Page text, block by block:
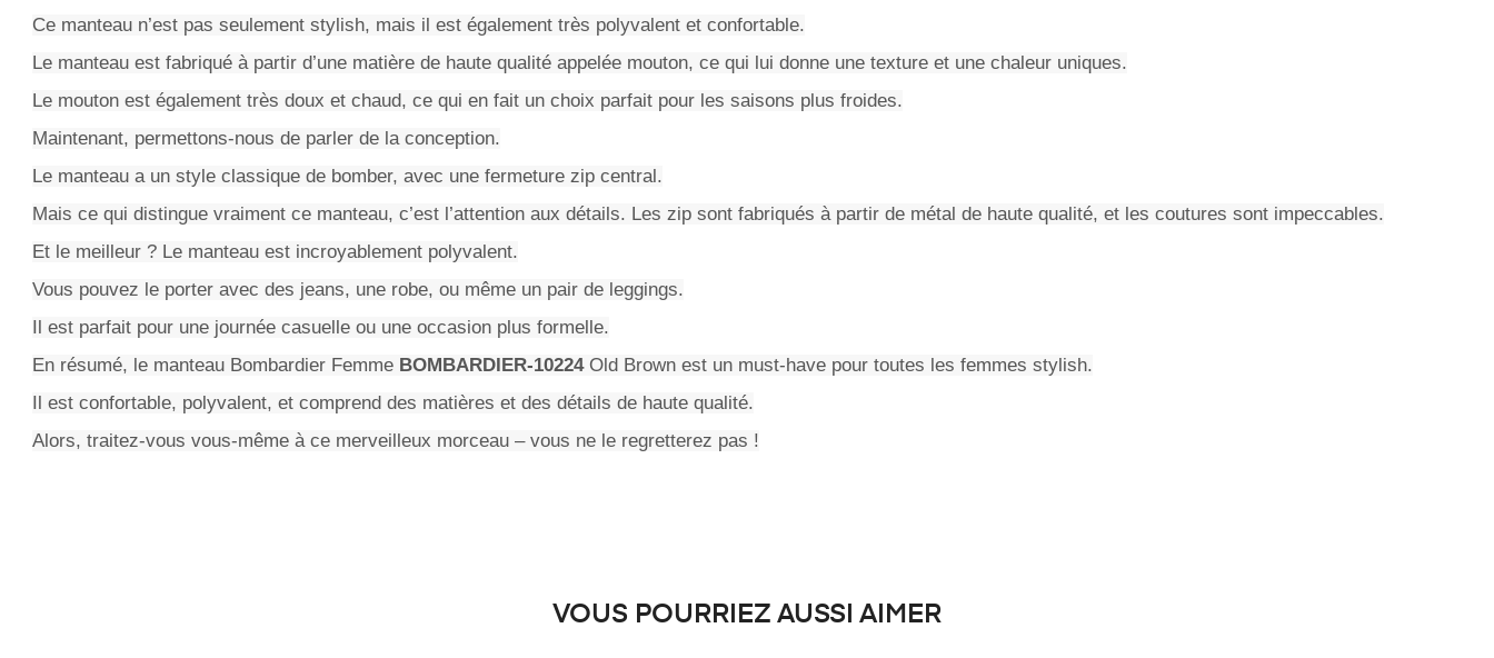
Ce manteau n’est pas seulement stylish, mais il est également très polyvalent et confortable.
Le manteau est fabriqué à partir d’une matière de haute qualité appelée mouton, ce qui lui donne une texture et une chaleur uniques.
Le mouton est également très doux et chaud, ce qui en fait un choix parfait pour les saisons plus froides.
Maintenant, permettons-nous de parler de la conception.
Le manteau a un style classique de bomber, avec une fermeture zip central.
Mais ce qui distingue vraiment ce manteau, c’est l’attention aux détails. Les zip sont fabriqués à partir de métal de haute qualité, et les coutures sont impeccables.
Et le meilleur ? Le manteau est incroyablement polyvalent.
Vous pouvez le porter avec des jeans, une robe, ou même un pair de leggings.
Il est parfait pour une journée casuelle ou une occasion plus formelle.
En résumé, le manteau Bombardier Femme BOMBARDIER-10224Old Brown est un must-have pour toutes les femmes stylish.
Il est confortable, polyvalent, et comprend des matières et des détails de haute qualité.
Alors, traitez-vous vous-même à ce merveilleux morceau – vous ne le regretterez pas !
VOUS POURRIEZ AUSSI AIMER